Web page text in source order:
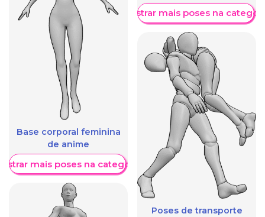
Base corporal feminina
de anime
mais poses na categoria
Mostrar mais poses na
Poses de transporte